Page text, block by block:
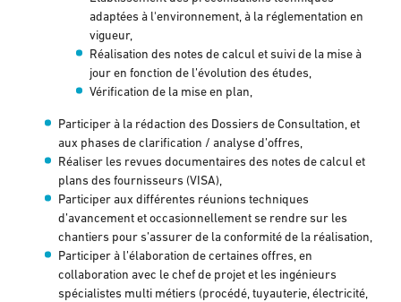
adaptées à l'environnement, à la réglementation en
vigueur,
Réalisation des notes de calcul et suivi de la mise à
jour en fonction de l’évolution des études,
Vérification de la mise en plan,
Participer à la rédaction des Dossiers de Consultation, et
aux phases de clarification / analyse d’offres,
Réaliser les revues documentaires des notes de calcul et
plans des fournisseurs (VISA),
Participer aux différentes réunions techniques
d’avancement et occasionnellement se rendre sur les
chantiers pour s’assurer de la conformité de la réalisation,
Participer à l’élaboration de certaines offres, en
collaboration avec le chef de projet et les ingénieurs
spécialistes multi métiers (procédé, tuyauterie, électricité,